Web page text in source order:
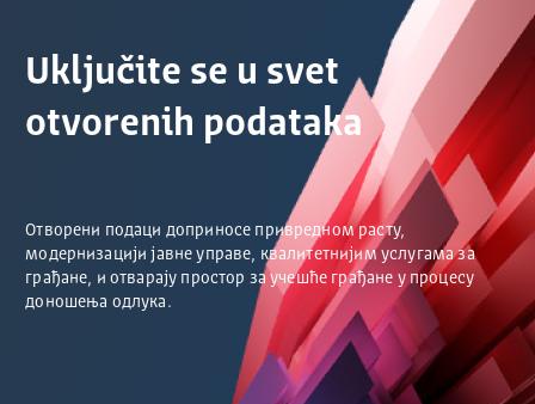
Uključite se u svet
otvorenih podataka
Отворени подаци доприносе привредном расту,
модернизацији јавне управе, квалитетнијим услугама за
грађане, и отварају простор за учешће грађане у процесу
доношења одлука.